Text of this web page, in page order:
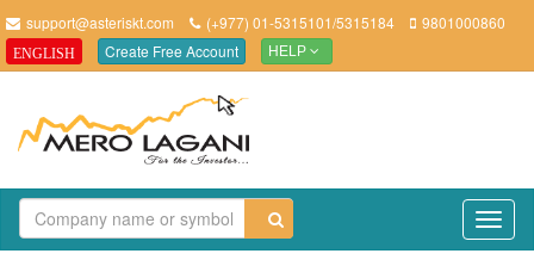
support@asteriskt.com (+977) 01-5315101/5315184 9801000860
ENGLISH Create Free Account HELP